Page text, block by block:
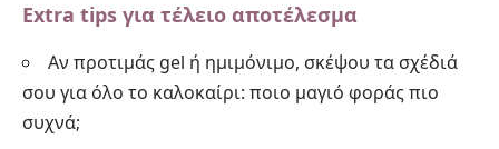
Extra tips για τέλειο αποτέλεσμα
Αν προτιμάς gel ή ημιμόνιμο, σκέψου τα σχέδιά
σου για όλο το καλοκαίρι: ποιο μαγιό φοράς πιο
συχνά;